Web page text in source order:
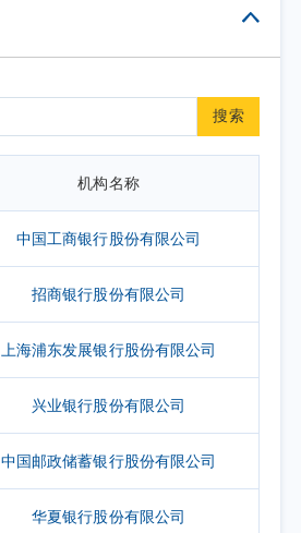
搜索
机构名称
中国工商银行股份有限公司
招商银行股份有限公司
上海浦东发展银行股份有限公司
兴业银行股份有限公司
中国邮政储蓄银行股份有限公司
华夏银行股份有限公司